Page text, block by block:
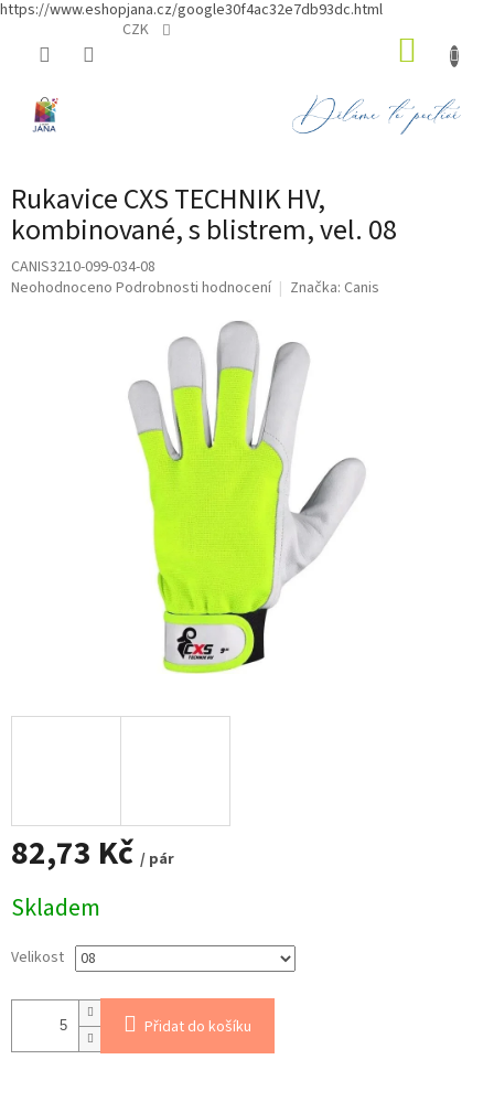
https://www.eshopjana.cz/google30f4ac32e7db93dc.html
CZK
Rukavice CXS TECHNIK HV,
kombinované, s blistrem, vel. 08
CANIS3210-099-034-08
Průměrné
Neohodnoceno Podrobnosti hodnocení Značka: Canis
82,73 Kč / pár
cena:
Skladem
Velikost
Přidat do košíku